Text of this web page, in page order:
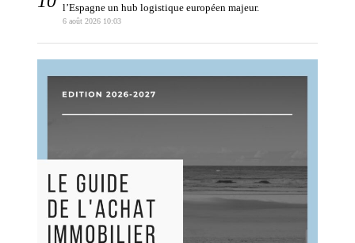
l’Espagne un hub logistique européen majeur.
6 août 2026 10:03